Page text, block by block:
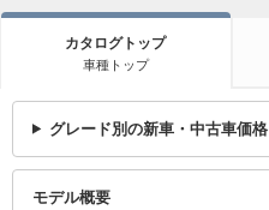
カタログトップ
車種トップ
グレード別の新車・中古車価格
モデル概要